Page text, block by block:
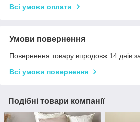
Всі умови оплати
Умови повернення
Повернення товару впродовж 14 днів
Всі умови повернення
Подібні товари компанії